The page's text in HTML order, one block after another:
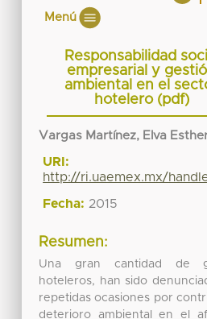
Menú
Responsabilidad
empresarial y
ambiental en el
hotelero (pdf)
Vargas Martínez, Elva
URI:
http://ri.uaemex.mx/
Fecha: 2015
Resumen:
Una gran cantidad de
hoteleros, han sido
repetidas ocasiones por
deterioro ambiental en el